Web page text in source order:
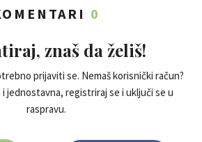
0
znaš da želiš!
prijaviti se. Nemaš korisnički račun?
jednostavna, registriraj se i uključi se u
raspravu.